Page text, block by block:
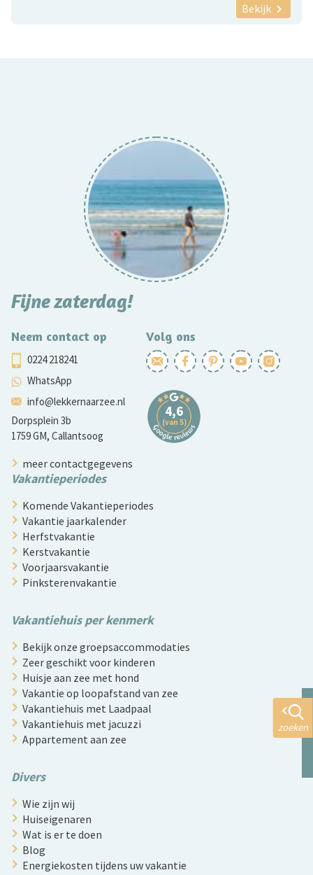
Bekijk
Fijne zaterdag!
Neem contact op
0224 218241
WhatsApp
info@lekkernaarzee.nl
Dorpsplein 3b
1759 GM, Callantsoog
Volg ons
meer contactgegevens
Vakantieperiodes
Komende Vakantieperiodes
Vakantie jaarkalender
Herfstvakantie
Kerstvakantie
Voorjaarsvakantie
Pinksterenvakantie
Vakantiehuis per kenmerk
Bekijk onze groepsaccommodaties
Zeer geschikt voor kinderen
Huisje aan zee met hond
Vakantie op loopafstand van zee
Vakantiehuis met Laadpaal
Vakantiehuis met jacuzzi
Appartement aan zee
Divers
Wie zijn wij
Huiseigenaren
Wat is er te doen
Blog
Energiekosten tijdens uw vakantie
zoeken